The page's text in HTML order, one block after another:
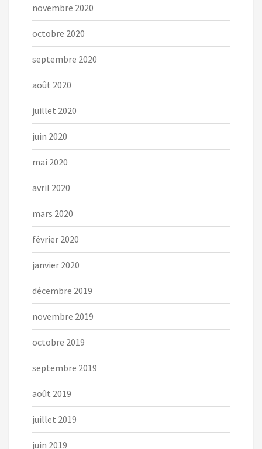
novembre 2020
octobre 2020
septembre 2020
août 2020
juillet 2020
juin 2020
mai 2020
avril 2020
mars 2020
février 2020
janvier 2020
décembre 2019
novembre 2019
octobre 2019
septembre 2019
août 2019
juillet 2019
juin 2019